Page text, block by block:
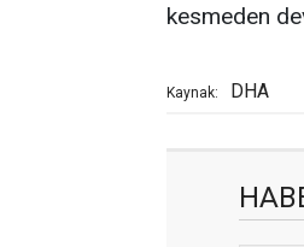
kesmeden
Kaynak: DHA